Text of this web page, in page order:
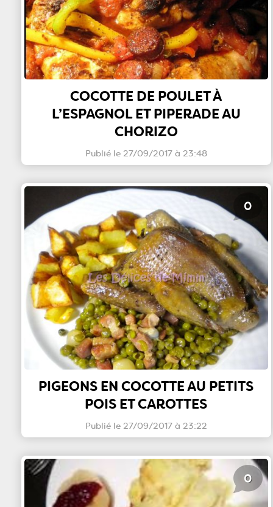
COCOTTE DE POULET À
L’ESPAGNOL ET PIPERADE AU
CHORIZO
Publié le 27/09/2017 à 23:48
PIGEONS EN COCOTTE AU PETITS
POIS ET CAROTTES
Publié le 27/09/2017 à 23:22
0
0